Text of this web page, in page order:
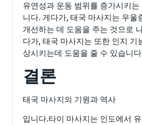
유연성과 운동 범위를 증가시키
니다. 게다가, 태국 마사지는 우울
개선하는 데 도움을 주는 것으로
다가, 태국 마사지는 또한 인지 기
상시키는데 도움을 줄 수 있습니
결론
태국 마사지의 기원과 역사
입니다.타이 마사지는 인도에서